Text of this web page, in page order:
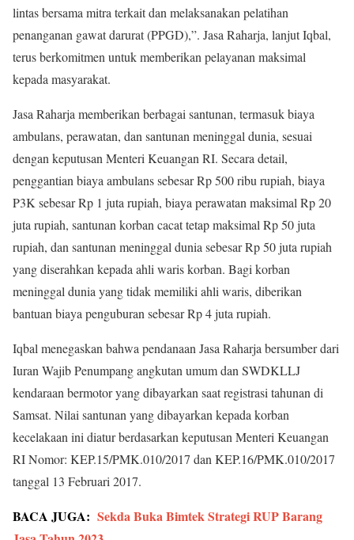
lintas bersama mitra terkait dan melaksanakan pelatihan
penanganan gawat darurat (PPGD),”. Jasa Raharja, lanjut Iqbal,
terus berkomitmen untuk memberikan pelayanan maksimal
kepada masyarakat.
Jasa Raharja memberikan berbagai santunan, termasuk biaya
ambulans, perawatan, dan santunan meninggal dunia, sesuai
dengan keputusan Menteri Keuangan RI. Secara detail,
penggantian biaya ambulans sebesar Rp 500 ribu rupiah, biaya
P3K sebesar Rp 1 juta rupiah, biaya perawatan maksimal Rp 20
juta rupiah, santunan korban cacat tetap maksimal Rp 50 juta
rupiah, dan santunan meninggal dunia sebesar Rp 50 juta rupiah
yang diserahkan kepada ahli waris korban. Bagi korban
meninggal dunia yang tidak memiliki ahli waris, diberikan
bantuan biaya penguburan sebesar Rp 4 juta rupiah.
Iqbal menegaskan bahwa pendanaan Jasa Raharja bersumber dari
Iuran Wajib Penumpang angkutan umum dan SWDKLLJ
kendaraan bermotor yang dibayarkan saat registrasi tahunan di
Samsat. Nilai santunan yang dibayarkan kepada korban
kecelakaan ini diatur berdasarkan keputusan Menteri Keuangan
RI Nomor: KEP.15/PMK.010/2017 dan KEP.16/PMK.010/2017
tanggal 13 Februari 2017.
BACA JUGA: Sekda Buka Bimtek Strategi RUP Barang